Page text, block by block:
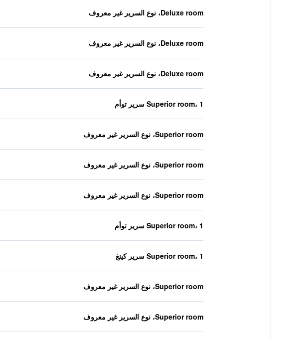
Deluxe room، نوع السرير غير معروف
Deluxe room، نوع السرير غير معروف
Deluxe room، نوع السرير غير معروف
Superior room، 1 سرير توأم
Superior room، نوع السرير غير معروف
Superior room، نوع السرير غير معروف
Superior room، نوع السرير غير معروف
Superior room، 1 سرير توأم
Superior room، 1 سرير كينغ
Superior room، نوع السرير غير معروف
Superior room، نوع السرير غير معروف